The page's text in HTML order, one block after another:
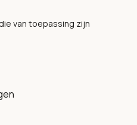
van toepassing zijn